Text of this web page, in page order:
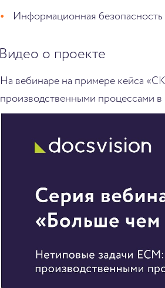
Информационная
Видео о проекте
На вебинаре на примере кейса
производственными процессами в